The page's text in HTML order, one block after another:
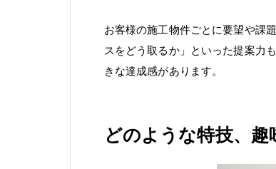
お客様の施工物件ごとに要望や課
スをどう取るか」といった提案力
きな達成感があります。
どのような特技、